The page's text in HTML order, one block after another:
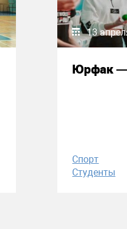
13
Юрфак
Спорт
Студенты